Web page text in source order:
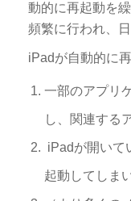
動的に再起動を
頻繁に行われ、
iPadが自動的に
一部のアプリ
し、関連する
iPadが開いて
起動してしま